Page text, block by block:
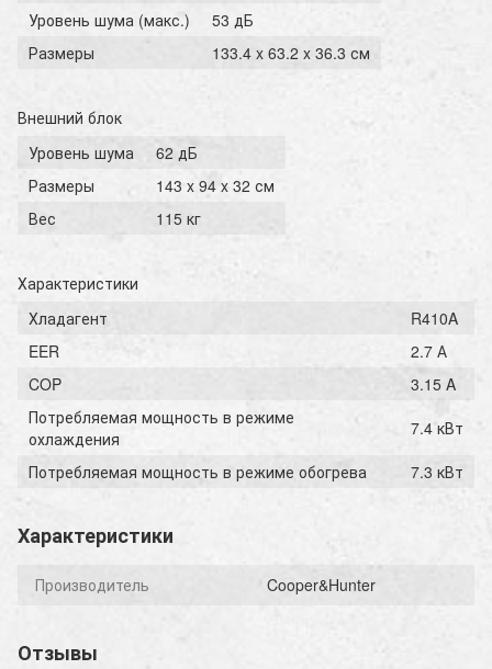
Уровень шума (макс.)
53 дБ
Размеры
133.4 x 63.2 x 36.3 см
Внешний блок
Уровень шума
62 дБ
Размеры
143 x 94 x 32 см
Вес
115 кг
Характеристики
Хладагент
R410A
EER
2.7 А
COP
3.15 A
Потребляемая мощность в режиме
охлаждения
7.4 кВт
Потребляемая мощность в режиме обогрева
7.3 кВт
Характеристики
Производитель Cooper&Hunter
Отзывы